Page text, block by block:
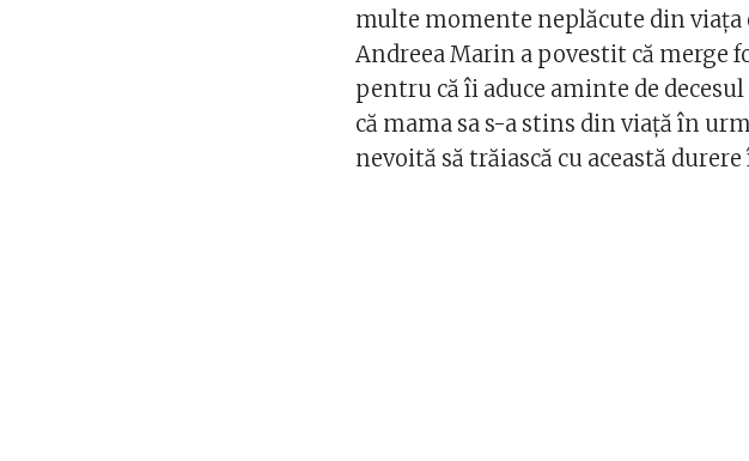
multe momente neplăcute din viața
Andreea Marin a povestit că merge
pentru că îi aduce aminte de
că mama sa s-a stins din viață în
nevoită să trăiască cu această